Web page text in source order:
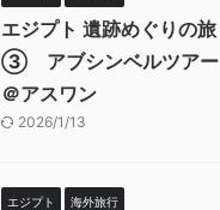
エジプト 遺跡めぐりの旅
③ アブシンベルツアー
＠アスワン
2026/1/13
エジプト 海外旅行